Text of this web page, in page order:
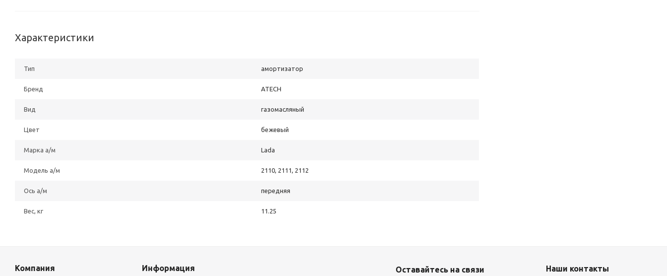
Характеристики
Тип амортизатор
Бренд ATECH
Вид газомасляный
Цвет бежевый
Марка а/м Lada
Модель а/м 2110, 2111, 2112
Ось а/м передняя
Вес, кг 11.25
Компания Информация Оставайтесь на связи Наши контакты